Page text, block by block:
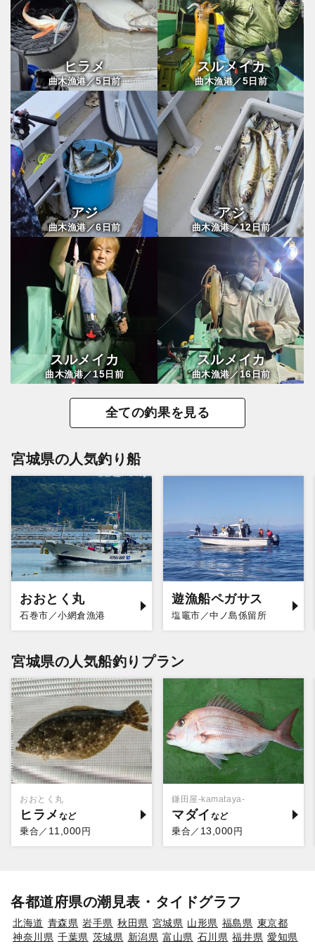
ヒラメ
曲木漁港／5日前
スルメイカ
曲木漁港／5日前
アジ
曲木漁港／6日前
アジ
曲木漁港／12日前
スルメイカ
曲木漁港／15日前
スルメイカ
曲木漁港／16日前
全ての釣果を見る
宮城県の人気釣り船
おおとく丸
石巻市／小網倉漁港
遊漁船ペガサス
塩竈市／中ノ島係留所
宮城県の人気船釣りプラン
おおとく丸
ヒラメ
乗合／ 11,000円
鎌田屋-kamataya-
マダイ
乗合／ 13,000円
各都道府県の潮見表・タイドグラフ
北海道 青森県 岩手県 秋田県 宮城県 山形県 福島県 東京都
神奈川県 千葉県 茨城県 新潟県 富山県 石川県 福井県 愛知県